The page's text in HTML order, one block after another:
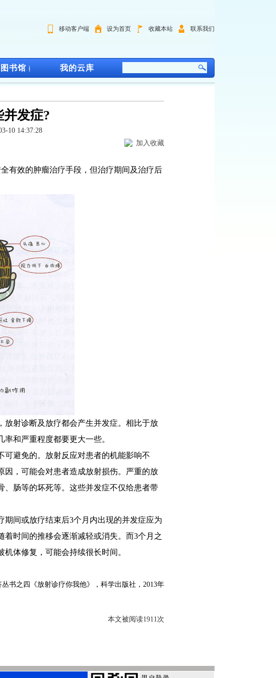
移动客户端 设为首页 收藏本站 联系我们
书馆 我的云库
发症?
10 14:37:28
加入收藏
有效的肿瘤治疗手段，但治疗期间及治疗后
放射诊断及放疗都会产生并发症。相比于放
和严重程度都要更大一些。
避免的。放射反应对患者的机能影响不
因，可能会对患者造成放射损伤。严重的放
、肠等的坏死等。这些并发症不仅给患者带
间或放疗结束后3个月内出现的并发症应为
时间的推移会逐渐减轻或消失。而3个月之
体修复，可能会持续很长时间。
书之四 《放射诊疗你我他》，科学出版社，2013年
本文被阅读1911次